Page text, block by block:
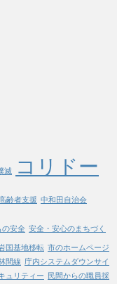
滅
コリドー
齢者支援 中和田自治会
の安全 安全・安心のまちづく
国基地移転 市のホームページ
間線 庁内システムダウンサイ
ュリティー 民間からの職員採